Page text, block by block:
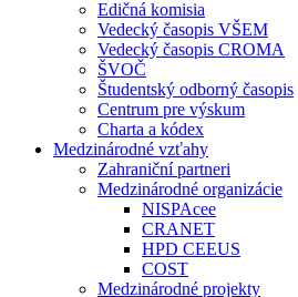
Edičná komisia
Vedecký časopis VŠEM
Vedecký časopis CROMA
ŠVOČ
Študentský odborný časopis
Centrum pre výskum
Charta a kódex
Medzinárodné vzťahy
Zahraniční partneri
Medzinárodné organizácie
NISPAcee
CRANET
HPD CEEUS
COST
Medzinárodné projekty